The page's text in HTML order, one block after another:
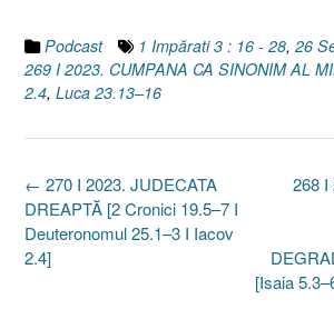
Podcast 1 Impărati 3 : 16 - 28, 26
269 I 2023. CUMPANA CA SINONIM AL
2.4, Luca 23.13–16
Post
navigation
268 I
[Isaia
← 270 I 2023. JUDECATA
DREAPTĂ [2 Cronici 19.5–7 I
Deuteronomul 25.1–3 I Iacov
2.4]